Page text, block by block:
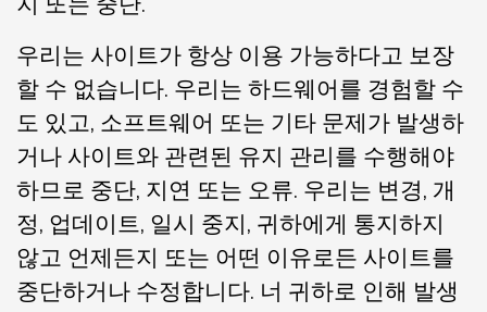
우리는 사이트가 항상 이용 가능하다고 보장
할 수 없습니다. 우리는 하드웨어를 경험할 수
도 있고, 소프트웨어 또는 기타 문제가 발생하
거나 사이트와 관련된 유지 관리를 수행해야
하므로 중단, 지연 또는 오류. 우리는 변경, 개
정, 업데이트, 일시 중지, 귀하에게 통지하지
않고 언제든지 또는 어떤 이유로든 사이트를
중단하거나 수정합니다. 너 귀하로 인해 발생